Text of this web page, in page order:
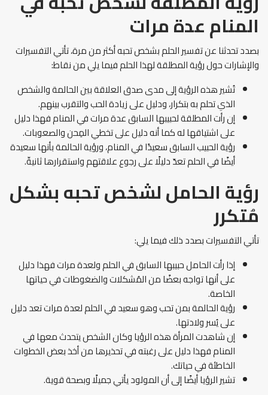
المنام عدة مرات
بصدد تحدثنا عن تفسير الحلم بشخص تحبه أكثر من مرة، تأتي التفسيرات
والإشارات حول رؤية المطلقة لهذا الحلم فيما يلي من نقاط:
تُشير هذه الرؤية إلى مدى صدق العلاقة بين الحالمة والشخص
الذي تحلم به بتكرار، ودليل على زيادة الحب والتقرب بينهم.
إن رأت المطلقة لحبيبها السابق عدة مرات في المنام فهذا دليل
على اشتياقها له كما أنه دليل على تخطي المِحن والصعوبات.
رؤية الحبيب السابق سعيدًا في المنام، ورؤية الحالمة بأنها سعيدة
أيضًا في الحلم تعدّ دليلًا على رجوع علاقتهم واستقرارها ثانيةّ.
رؤية الحامل لشخص تحبه بشكل
مُتكرر
تأتي التفسيرات بصدد ذلك فيما يلي:
إذا رأت الحامل حبيبها السابق في الحلم ولعدة مرات فهذا دليل
على أنها تواجه بعضًا من المُشكلات والضغوطات في حياتها
الخاصة.
رؤية الحالمة بمن تحب وهو سعيد في الحلم لعدة مرات تعد دليل
على يُسر ولادتها.
إن شاهدت المرأة هذه الرؤيا وكان الشخص يتحدث معها في
المنام فهذا دليل على رغبته في تحذيرها من أخذ بعض الخطوات
الخاطئة في حياتك.
تشير الرؤيا أيضًا إلى أن المولود يأتي جميلًا وبصحة قوية.